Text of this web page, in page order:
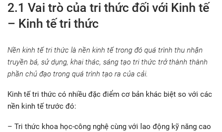
2.1 Vai trò của tri thức đối với Kinh tế
– Kinh tế tri thức
Nền kinh tế tri thức là nền kinh tế trong đó quá trình thu nhận
truyền bá, sử dụng, khai thác, sáng tạo tri thức trở thành thành
phần chủ đạo trong quá trình tạo ra của cải.
Kinh tế tri thức có nhiều đặc điểm cơ bản khác biệt so với các
nền kinh tế trước đó:
– Tri thức khoa học-công nghệ cùng với lao động kỹ năng cao